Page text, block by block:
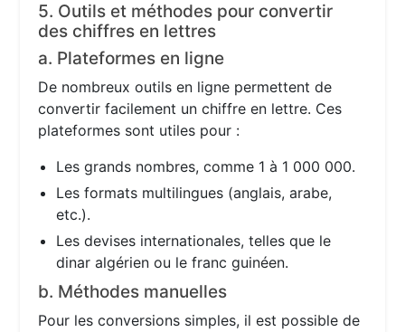
5. Outils et méthodes pour convertir
des chiffres en lettres
a. Plateformes en ligne
De nombreux outils en ligne permettent de
convertir facilement un chiffre en lettre. Ces
plateformes sont utiles pour :
Les grands nombres, comme 1 à 1 000 000.
Les formats multilingues (anglais, arabe,
etc.).
Les devises internationales, telles que le
dinar algérien ou le franc guinéen.
b. Méthodes manuelles
Pour les conversions simples, il est possible de